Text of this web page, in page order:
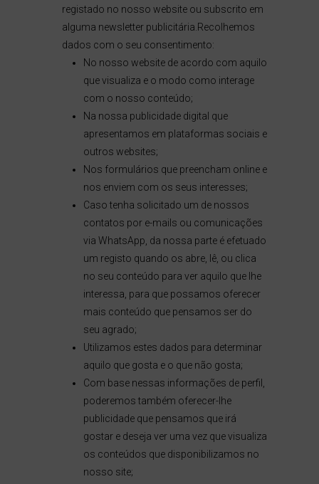
registado no nosso website ou subscrito em
alguma newsletter publicitária.Recolhemos
dados com o seu consentimento:
No nosso website de acordo com aquilo
que visualiza e o modo como interage
com o nosso conteúdo;
Na nossa publicidade digital que
apresentamos em plataformas sociais e
outros websites;
Nos formulários que preencham online e
nos enviem com os seus interesses;
Caso tenha solicitado um de nossos
contatos por e-mails ou comunicações
via WhatsApp, da nossa parte é efetuado
um registo quando os abre, lê, ou clica
no seu conteúdo para ver aquilo que lhe
interessa, para que possamos oferecer
mais conteúdo que pensamos ser do
seu agrado;
Utilizamos estes dados para determinar
aquilo que gosta e o que não gosta;
Com base nessas informações de perfil,
poderemos também oferecer-lhe
publicidade que pensamos que irá
gostar e deseja ver uma vez que visualiza
os conteúdos que disponibilizamos no
nosso site;